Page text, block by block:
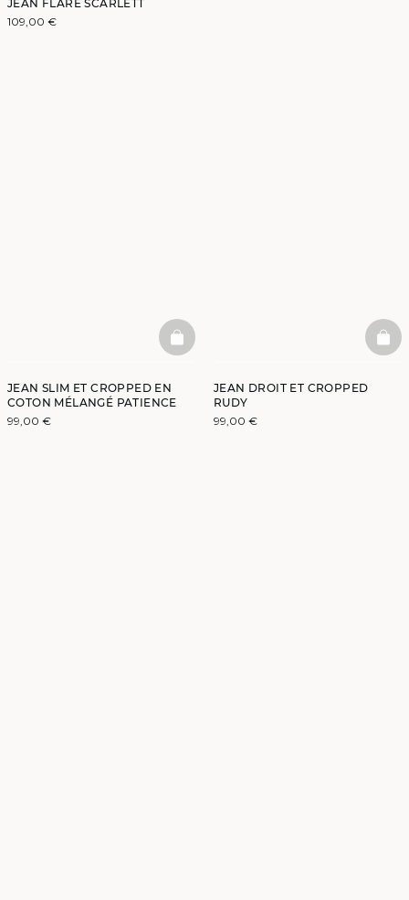
JEAN FLARE SCARLETT
109,00 €
JEAN SLIM ET CROPPED EN
COTON MÉLANGÉ PATIENCE
99,00 €
BASKETFULL
JEAN DROIT ET CROPPED
RUDY
99,00 €